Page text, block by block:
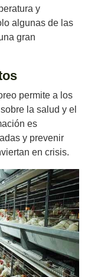
y
algunas de las
gran
permite a los
la salud y el
es
y prevenir
en crisis.